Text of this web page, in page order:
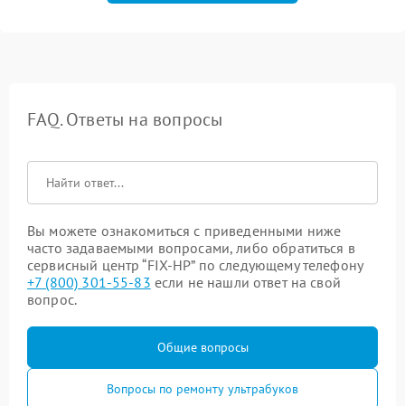
FAQ. Ответы на вопросы
Вы можете ознакомиться с приведенными ниже
часто задаваемыми вопросами, либо обратиться в
сервисный центр “FIX-HP” по следующему телефону
+7 (800) 301-55-83 если не нашли ответ на свой
вопрос.
Общие вопросы
Вопросы по ремонту ультрабуков